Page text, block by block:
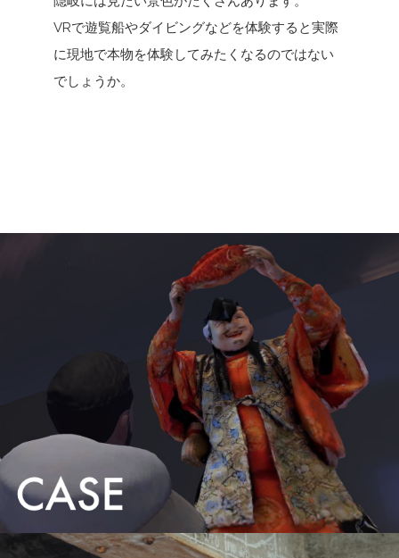
VRで遊覧船やダイビングなどを体験すると実際
に現地で本物を体験してみたくなるのではない
でしょうか。